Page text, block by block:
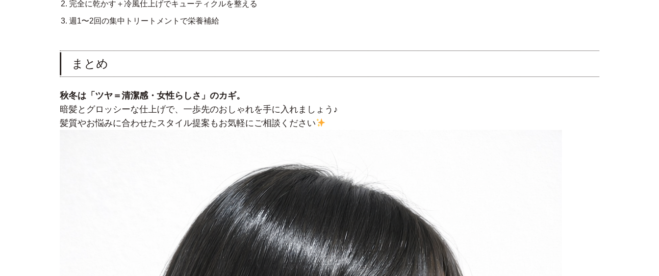
完全に乾かす＋冷風仕上げでキューティクルを整える
週1〜2回の集中トリートメントで栄養補給
まとめ
秋冬は「ツヤ＝清潔感・女性らしさ」のカギ。
暗髪とグロッシーな仕上げで、一歩先のおしゃれを手に入れましょう♪
髪質やお悩みに合わせたスタイル提案もお気軽にご相談ください